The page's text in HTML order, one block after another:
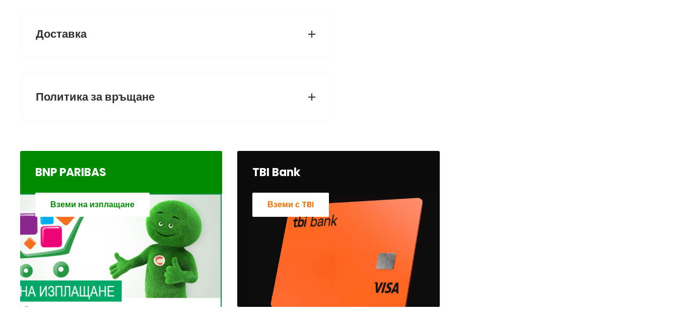
Доставка
Спиди - Понеделник до събота (включително)
Европът - Понеделник до петък (включително)
НОВО: AVTOZONA ИЗПРАЩА ПРАТКИ ДОРИ И В НЕДЕЛЯ С
КУРИЕРСКА ФИРМА ЕКОНТ.
Цени за доставки (примерни цени), (определя се от куриерска фирма):
До 3кг - 4.90лв (€2.51)
До 6кг - 6.90лв (€3.53)
Политика за връщане
BNP PARIBAS
Вземи на изплащане
TBI Bank
Вземи с TBI